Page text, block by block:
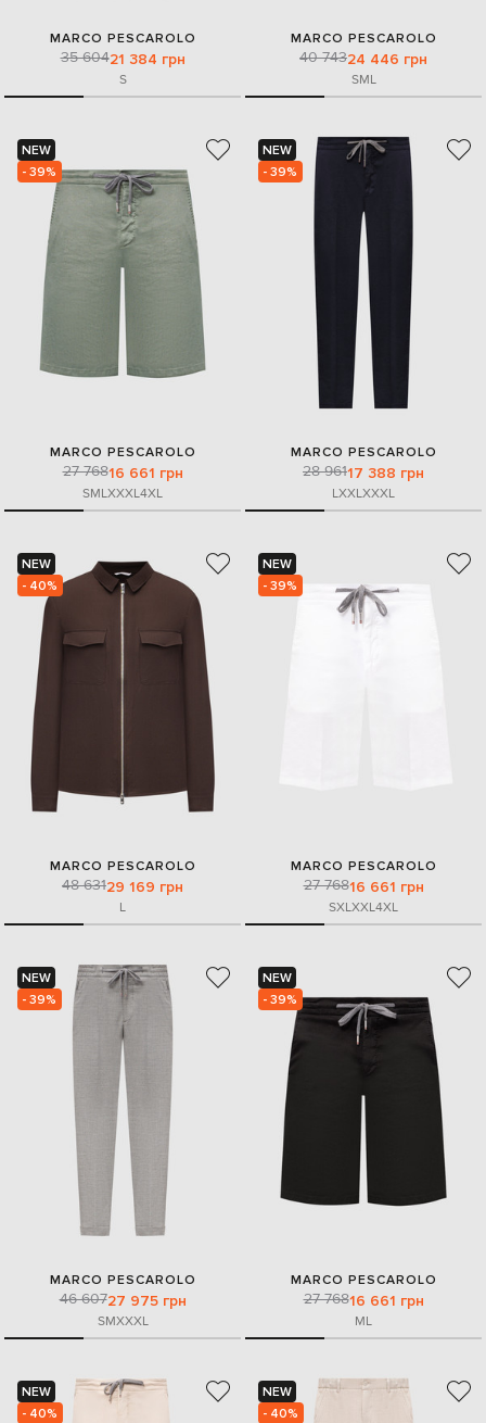
MARCO PESCAROLO
35 60421 384 грн
S
MARCO PESCAROLO
40 74324 446 грн
SML
NEW
- 39%
MARCO PESCAROLO
27 76816 661 грн
SMLXXXL4XL
NEW
- 39%
MARCO PESCAROLO
28 96117 388 грн
LXXLXXXL
NEW
- 40%
MARCO PESCAROLO
48 63129 169 грн
L
NEW
- 39%
MARCO PESCAROLO
27 76816 661 грн
SXLXXL4XL
NEW
- 39%
MARCO PESCAROLO
46 60727 975 грн
SMXXXL
NEW
- 39%
MARCO PESCAROLO
27 76816 661 грн
ML
NEW
- 40%
NEW
- 40%